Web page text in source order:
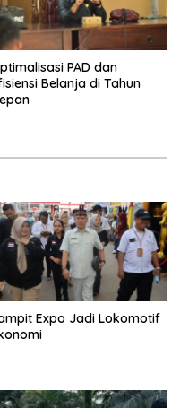
PAD dan
Belanja di Tahun
Expo Jadi Lokomotif